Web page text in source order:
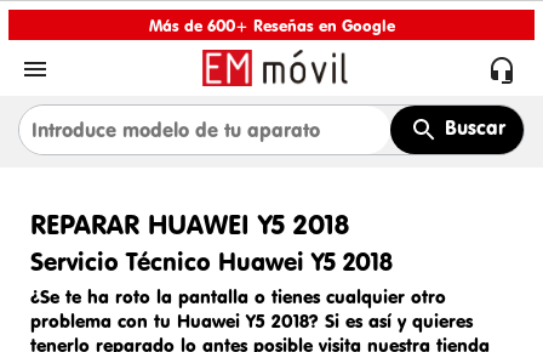
Más de 600+ Reseñas en Google
 
Buscar
REPARAR HUAWEI Y5 2018
Servicio Técnico Huawei Y5 2018
¿Se te ha roto la pantalla o tienes cualquier otro
problema con tu Huawei Y5 2018? Si es así y quieres
tenerlo reparado lo antes posible visita nuestra tienda